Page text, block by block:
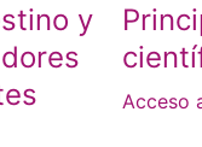
y
Acceso